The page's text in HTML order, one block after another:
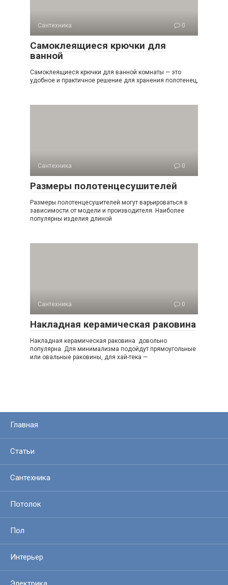
Сантехника 0
Самоклеящиеся крючки для
ванной
Самоклеящиеся крючки для ванной комнаты — это
удобное и практичное решение для хранения полотенец,
Сантехника 0
Размеры полотенцесушителей
Размеры полотенцесушителей могут варьироваться в
зависимости от модели и производителя. Наиболее
популярны изделия длиной
Сантехника 0
Накладная керамическая раковина
Накладная керамическая раковина довольно
популярна. Для минимализма подойдут прямоугольные
или овальные раковины, для хай-тека —
Главная
Статьи
Сантехника
Потолок
Пол
Интерьер